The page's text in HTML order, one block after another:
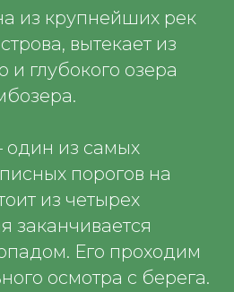
из крупнейших рек
вытекает из
и глубокого озера
из самых
порогов на
из четырех
заканчивается
Его проходим
осмотра с берега.